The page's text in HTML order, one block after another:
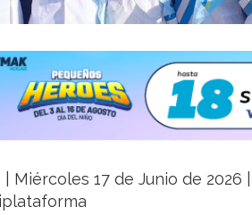
| Miércoles 17 de Junio de 2026